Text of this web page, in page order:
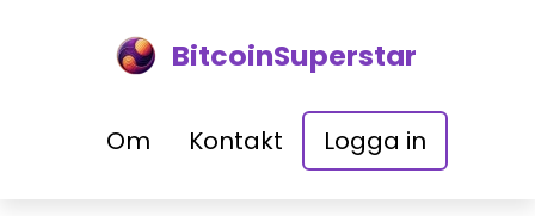
BitcoinSuperstar
Om Kontakt Logga in